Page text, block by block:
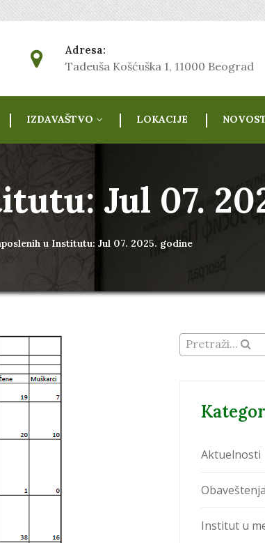
Adresa:
Tadeuša Košćuška 1, 11000 Beograd
IZDAVAŠTVO LOKACIJE
Jul 07.
u Institutu: Jul 07. 2025. godine
Pretraži...
Aktuelnosti
Obaveštenja
Institut u